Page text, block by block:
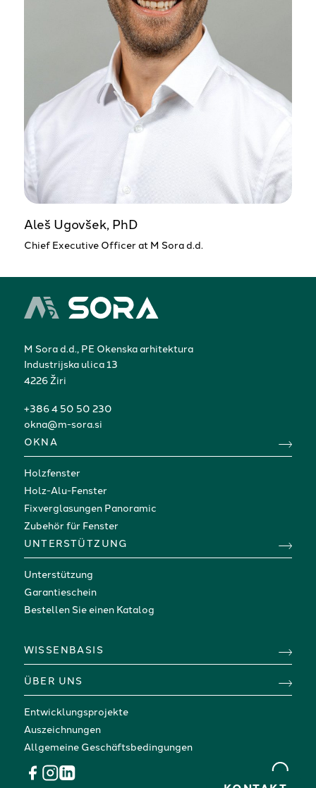
Aleš Ugovšek, PhD
Chief Executive Officer at M Sora d.d.
M Sora d.d., PE Okenska arhitektura
Industrijska ulica 13
4226 Žiri
+386 4 50 50 230
okna@m-sora.si
OKNA
Holzfenster
Holz-Alu-Fenster
Fixverglasungen Panoramic
Zubehör für Fenster
UNTERSTÜTZUNG
Unterstützung
Garantieschein
Bestellen Sie einen Katalog
WISSENBASIS
ÜBER UNS
Entwicklungsprojekte
Auszeichnungen
Allgemeine Geschäftsbedingungen